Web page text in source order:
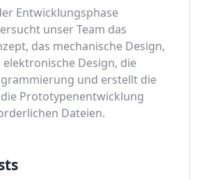
Entwicklungsphase
unser Team das
das mechanische Design,
elektronische Design, die
und erstellt die
Prototypenentwicklung
Dateien.